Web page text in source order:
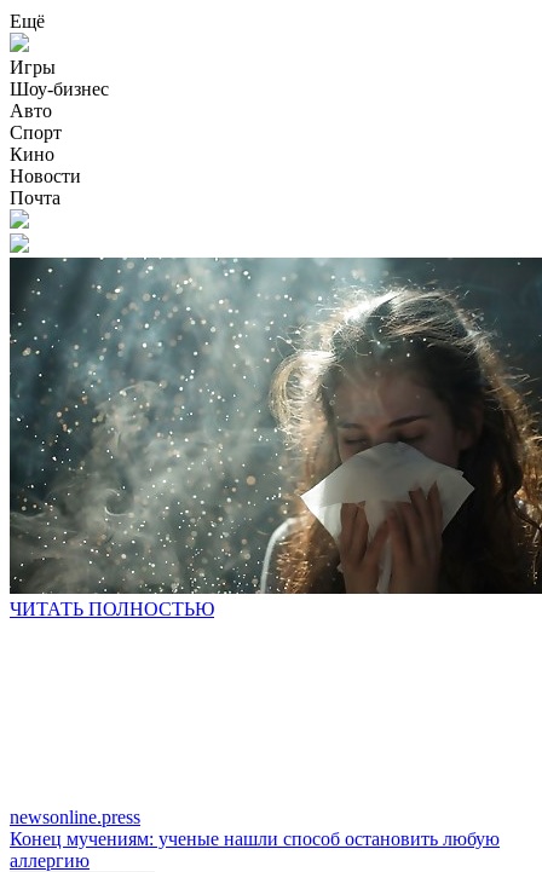
Ещё
Игры
Шоу-бизнес
Авто
Спорт
Кино
Новости
Почта
ЧИТАТЬ ПОЛНОСТЬЮ
newsonline.press
Конец мучениям: ученые нашли способ остановить любую
аллергию